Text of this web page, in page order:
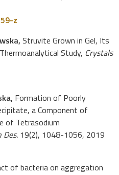
z
Struvite Grown in Gel, Its
Study, Crystals
Formation of Poorly
a Component of
of Tetrasodium
Des. 19(2), 1048-1056, 2019
of bacteria on aggregation